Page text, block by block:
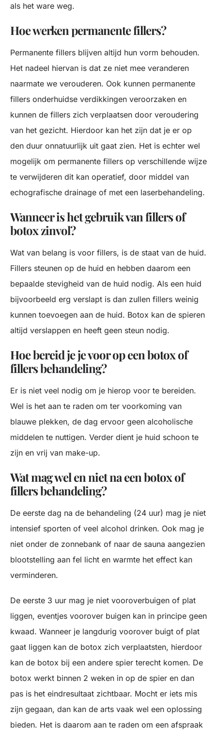
als het ware weg.
Hoe werken permanente fillers?
Permanente fillers blijven altijd hun vorm behouden.
Het nadeel hiervan is dat ze niet mee veranderen
naarmate we verouderen. Ook kunnen permanente
fillers onderhuidse verdikkingen veroorzaken en
kunnen de fillers zich verplaatsen door veroudering
van het gezicht. Hierdoor kan het zijn dat je er op
den duur onnatuurlijk uit gaat zien. Het is echter wel
mogelijk om permanente fillers op verschillende wijze
te verwijderen dit kan operatief, door middel van
echografische drainage of met een laserbehandeling.
Wanneer is het gebruik van fillers of
botox zinvol?
Wat van belang is voor fillers, is de staat van de huid.
Fillers steunen op de huid en hebben daarom een
bepaalde stevigheid van de huid nodig. Als een huid
bijvoorbeeld erg verslapt is dan zullen fillers weinig
kunnen toevoegen aan de huid. Botox kan de spieren
altijd verslappen en heeft geen steun nodig.
Hoe bereid je je voor op een botox of
fillers behandeling?
Er is niet veel nodig om je hierop voor te bereiden.
Wel is het aan te raden om ter voorkoming van
blauwe plekken, de dag ervoor geen alcoholische
middelen te nuttigen. Verder dient je huid schoon te
zijn en vrij van make-up.
Wat mag wel en niet na een botox of
fillers behandeling?
De eerste dag na de behandeling (24 uur) mag je niet
intensief sporten of veel alcohol drinken. Ook mag je
niet onder de zonnebank of naar de sauna aangezien
blootstelling aan fel licht en warmte het effect kan
verminderen.
De eerste 3 uur mag je niet vooroverbuigen of plat
liggen, eventjes voorover buigen kan in principe geen
kwaad. Wanneer je langdurig voorover buigt of plat
gaat liggen kan de botox zich verplaatsten, hierdoor
kan de botox bij een andere spier terecht komen. De
botox werkt binnen 2 weken in op de spier en dan
pas is het eindresultaat zichtbaar. Mocht er iets mis
zijn gegaan, dan kan de arts vaak wel een oplossing
bieden. Het is daarom aan te raden om een afspraak